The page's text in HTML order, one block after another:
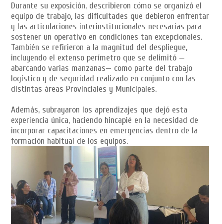
Durante su exposición, describieron cómo se organizó el
equipo de trabajo, las dificultades que debieron enfrentar
y las articulaciones interinstitucionales necesarias para
sostener un operativo en condiciones tan excepcionales.
También se refirieron a la magnitud del despliegue,
incluyendo el extenso perímetro que se delimitó —
abarcando varias manzanas— como parte del trabajo
logístico y de seguridad realizado en conjunto con las
distintas áreas Provinciales y Municipales.
Además, subrayaron los aprendizajes que dejó esta
experiencia única, haciendo hincapié en la necesidad de
incorporar capacitaciones en emergencias dentro de la
formación habitual de los equipos.